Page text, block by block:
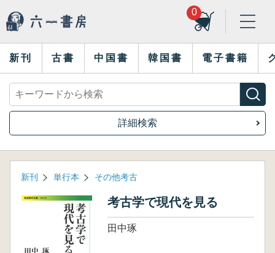
0
新刊 古書 中国書 韓国書 電子書籍
詳細検索
新刊 単行本 その他考古
考古学で現代を見る
田中琢